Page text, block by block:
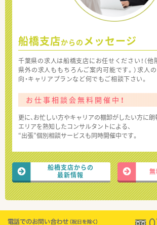
船橋支店からの メッセージ
千葉県の求人は船橋支店にお任せください！（他
県外の求人ももちろんご案内可能です。）求人
向・キャリアプランなど何でもご相談下さい。
お仕事相談会無料開催中！
更に、お忙しい方やキャリアの棚卸がしたい方に朗
エリアを熟知したコンサルタントによる、
“出張”個別相談サービスも同時開催中です。
船橋支店からの
最新情報